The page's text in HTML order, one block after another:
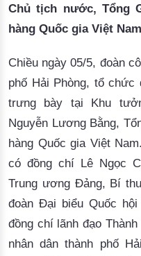
Chủ tịch nước, Tổng
hàng Quốc gia Việt Nam
Chiều ngày 05/5, đoàn
phố Hải Phòng, tổ chức
trưng bày tại Khu
Nguyễn Lương Bằng,
hàng Quốc gia Việt
có đồng chí Lê Ngọc
Trung ương Đảng, Bí
đoàn Đại biểu Quốc
đồng chí lãnh đạo
nhân dân thành phố